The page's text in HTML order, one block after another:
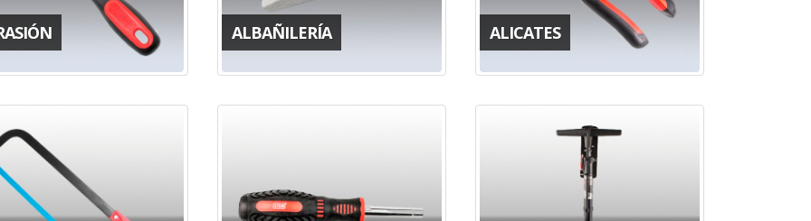
ALBAÑILERÍA ALICATES